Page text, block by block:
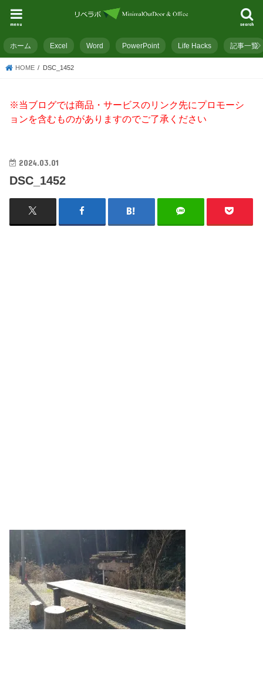
search
menu
ホーム Excel Word PowerPoint Life Hacks 記事一覧
HOME DSC_1452
※当ブログでは商品・サービスのリンク先にプロモーシ
ョンを含むものがありますのでご了承ください
2024.03.01
DSC_1452